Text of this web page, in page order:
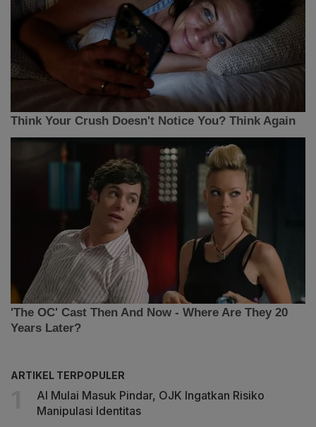
ARTIKEL TERPOPULER
AI Mulai Masuk Pindar, OJK Ingatkan Risiko
Manipulasi Identitas